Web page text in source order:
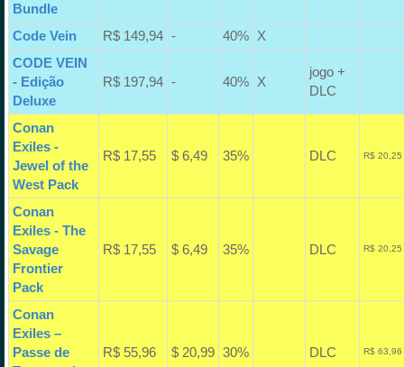
Bundle
Code Vein R$ 149,94 - 40%
X
CODE VEIN
- Edição
Deluxe
R$ 197,94 - 40% X
jogo +
DLC
Conan
Exiles -
Jewel of the
West Pack
R$ 17,55 $ 6,49 35% DLC R$
Conan
Exiles - The
Savage
Frontier
Pack
R$ 17,55 $ 6,49 35% DLC R$
Conan
Exiles –
Passe de
R$ 55,96 $ 20,99 30% DLC R$